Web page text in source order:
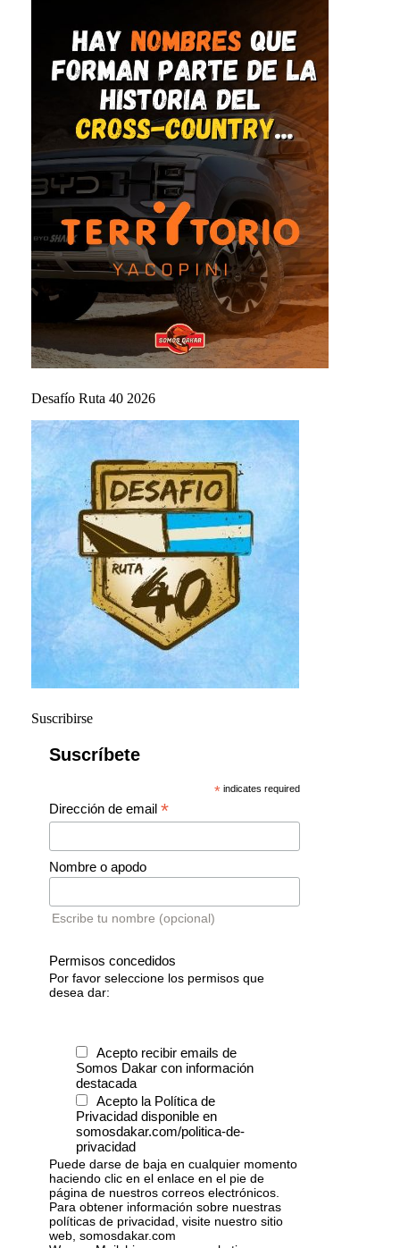
Desafío Ruta 40 2026
Suscribirse
Suscríbete
* indicates required
Dirección de email *
Nombre o apodo
Escribe tu nombre (opcional)
Permisos concedidos
Por favor seleccione los permisos que
desea dar:
Acepto recibir emails de
Somos Dakar con información
destacada
Acepto la Política de
Privacidad disponible en
somosdakar.com/politica-de-
privacidad
Puede darse de baja en cualquier momento
haciendo clic en el enlace en el pie de
página de nuestros correos electrónicos.
Para obtener información sobre nuestras
políticas de privacidad, visite nuestro sitio
web, somosdakar.com